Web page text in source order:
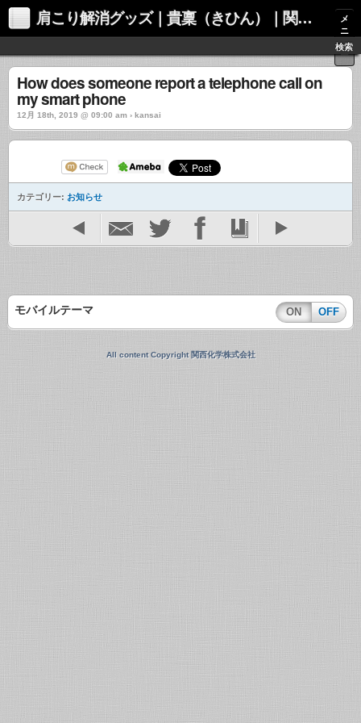
肩こり解消グッズ｜貴稟（きひん）｜関西化学株式会社
メ
ニ
ュ
ー
検索
How does someone report a telephone call on
my smart phone
12月 18th, 2019 @ 09:00 am › kansai
カテゴリー: お知らせ
モバイルテーマ ON OFF
All content Copyright 関西化学株式会社